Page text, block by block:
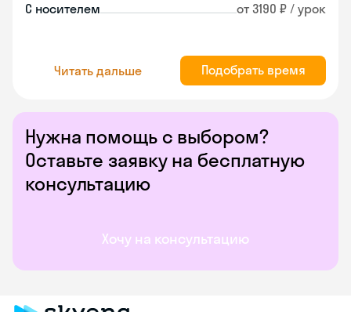
Нужна помощь с выбором?
Оставьте заявку на бесплатную
консультацию
Хочу на консультацию
С носителем от 3190 ₽ / урок
Читать дальше Подобрать время